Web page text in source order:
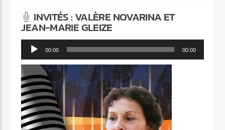
INVITÉS : VALÈRE NOVARINA ET
JEAN-MARIE GLEIZE
Lecteur 00:00 00:00